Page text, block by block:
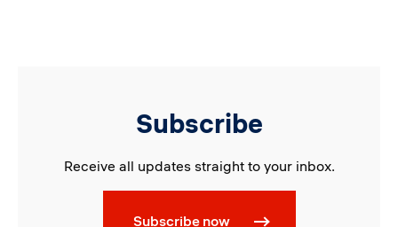
Subscribe
Receive all updates straight to your inbox.
Subscribe now